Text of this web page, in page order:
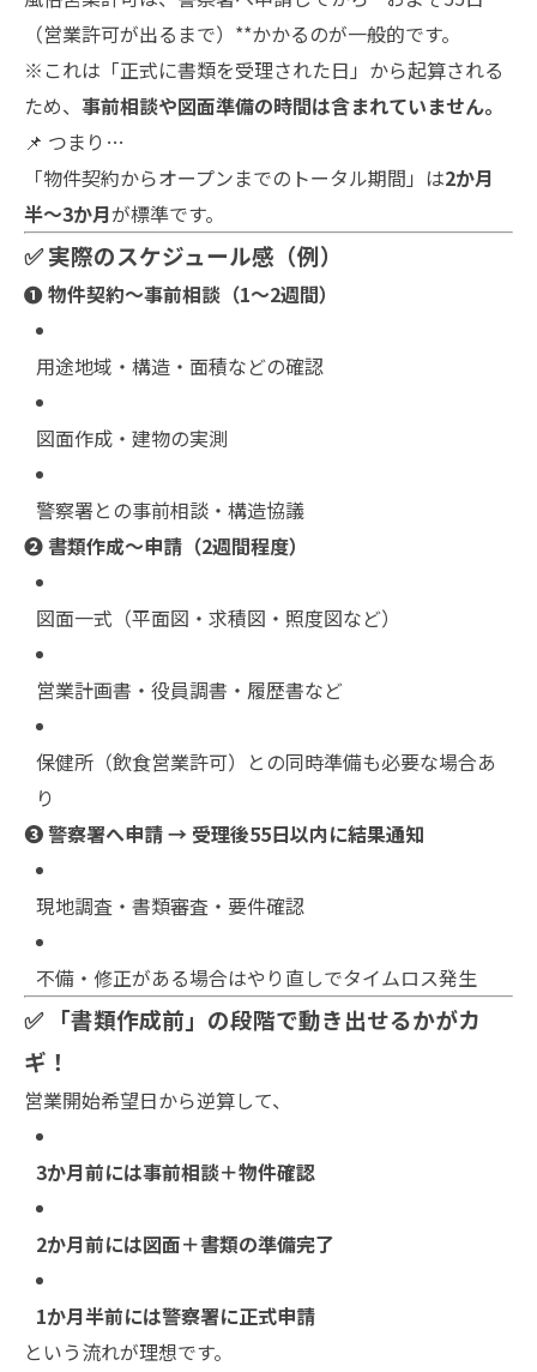
（営業許可が出るまで）**かかるのが一般的です。
※これは「正式に書類を受理された日」から起算される
ため、 事前相談や図面準備の時間は含まれていません。
📌 つまり…
「物件契約からオープンまでのトータル期間」は2か月
半〜3か月が標準です。
✅ 実際のスケジュール感（例）
❶ 物件契約〜事前相談（1〜2週間）
用途地域・構造・面積などの確認
図面作成・建物の実測
警察署との事前相談・構造協議
❷ 書類作成〜申請（2週間程度）
図面一式（平面図・求積図・照度図など）
営業計画書・役員調書・履歴書など
保健所（飲食営業許可）との同時準備も必要な場合あ
り
❸ 警察署へ申請 → 受理後55日以内に結果通知
現地調査・書類審査・要件確認
不備・修正がある場合はやり直しでタイムロス発生
✅ 「書類作成前」の段階で動き出せるかがカ
ギ！
営業開始希望日から逆算して、
3か月前には事前相談＋物件確認
2か月前には図面＋書類の準備完了
1か月半前には警察署に正式申請
という流れが理想です。